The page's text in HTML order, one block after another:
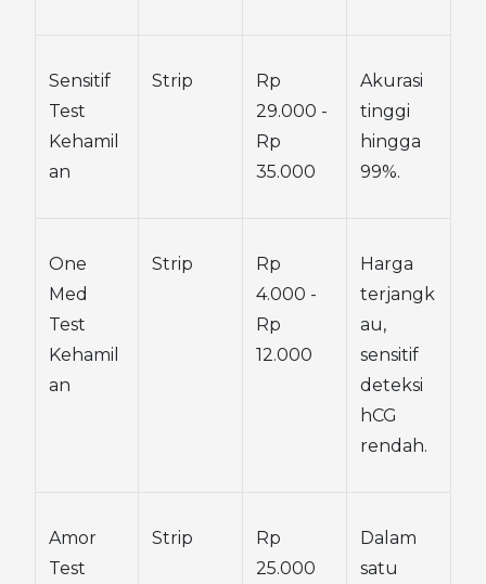
Sensitif
Test
Kehamil
an
Strip
Rp
29.000 -
Rp
35.000
Akurasi
tinggi
hingga
99%.
One
Med
Test
Kehamil
an
Strip
Rp
4.000 -
Rp
12.000
Harga
terjangk
au,
sensitif
deteksi
hCG
rendah.
Amor
Test
Strip
Rp
25.000
Dalam
satu